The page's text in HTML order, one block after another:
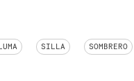
SILLA SOMBRERO